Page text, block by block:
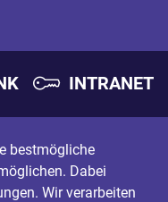
INTRANET
bestmögliche
Dabei
Wir verarbeiten